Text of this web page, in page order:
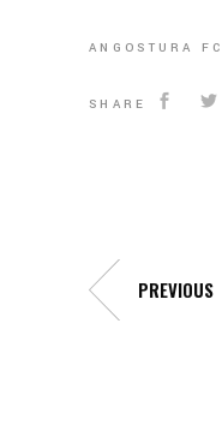
ANGOSTURA FC
SHARE
PREVIOUS